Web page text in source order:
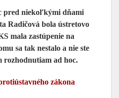
pred niekoľkými dňami
Radičová bola ústretovo
mala zastúpenie na
sa tak nestalo a nie ste
ad hoc.
zákona